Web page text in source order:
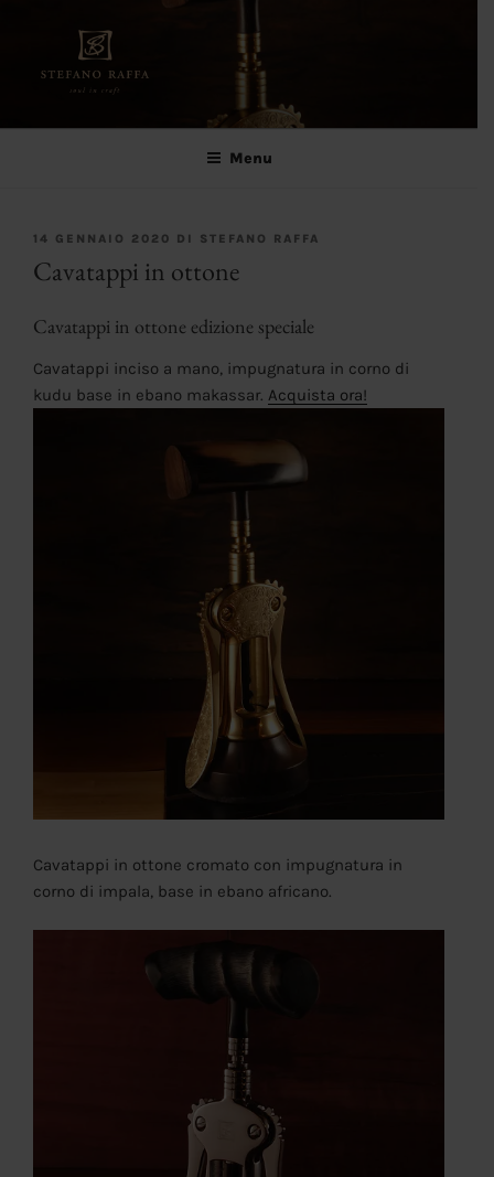
Stefano Raffa
Menu
PUBBLICATO
14 GENNAIO 2020 DI STEFANO RAFFA
Cavatappi in ottone
Cavatappi in ottone edizione speciale
Cavatappi inciso a mano, impugnatura in corno di
kudu base in ebano makassar. Acquista ora!
Cavatappi in ottone cromato con impugnatura in
corno di impala, base in ebano africano.